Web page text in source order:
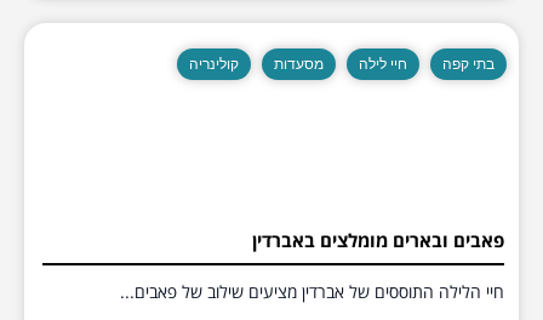
בתי קפה חיי לילה מסעדות קולינריה
פאבים ובארים מומלצים באברדין
חיי הלילה התוססים של אברדין מציעים שילוב של פאבים...